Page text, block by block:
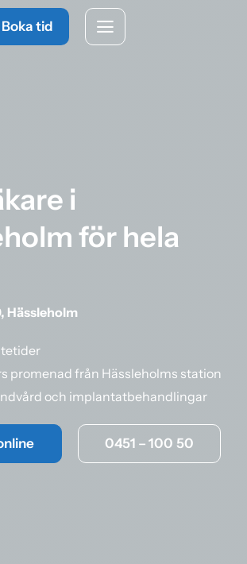
Boka tid
i
för hela
Hässleholm
promenad från Hässleholms station
och implantatbehandlingar
0451 – 100 50